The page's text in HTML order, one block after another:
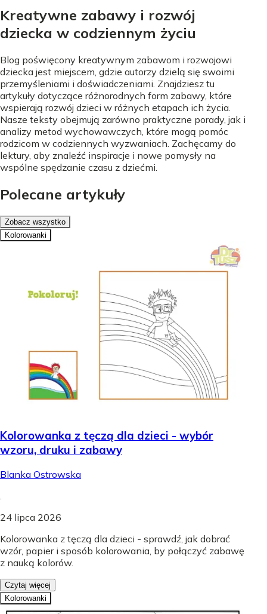
Kreatywne zabawy i rozwój
dziecka w codziennym życiu
Blog poświęcony kreatywnym zabawom i rozwojowi
dziecka jest miejscem, gdzie autorzy dzielą się swoimi
przemyśleniami i doświadczeniami. Znajdziesz tu
artykuły dotyczące różnorodnych form zabawy, które
wspierają rozwój dzieci w różnych etapach ich życia.
Nasze teksty obejmują zarówno praktyczne porady, jak i
analizy metod wychowawczych, które mogą pomóc
rodzicom w codziennych wyzwaniach. Zachęcamy do
lektury, aby znaleźć inspiracje i nowe pomysły na
wspólne spędzanie czasu z dziećmi.
Polecane artykuły
Zobacz wszystko
Kolorowanki
Kolorowanka z tęczą dla dzieci - wybór
wzoru, druku i zabawy
Blanka Ostrowska
24 lipca 2026
Kolorowanka z tęczą dla dzieci - sprawdź, jak dobrać
wzór, papier i sposób kolorowania, by połączyć zabawę
z nauką kolorów.
Czytaj więcej
Kolorowanki